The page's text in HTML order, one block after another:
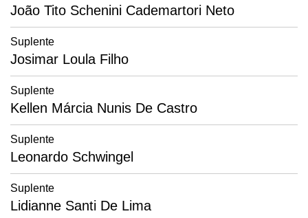
João Tito Schenini Cademartori Neto
Suplente
Josimar Loula Filho
Suplente
Kellen Márcia Nunis De Castro
Suplente
Leonardo Schwingel
Suplente
Lidianne Santi De Lima